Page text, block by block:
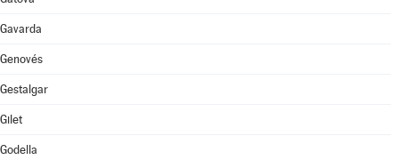
Gavarda
Genovés
Gestalgar
Gilet
Godella